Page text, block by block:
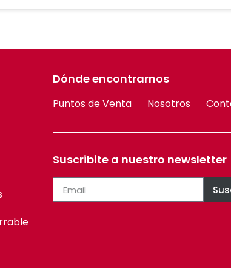
Dónde encontrarnos
Puntos de Venta Nosotros
Suscribite a nuestro newsletter